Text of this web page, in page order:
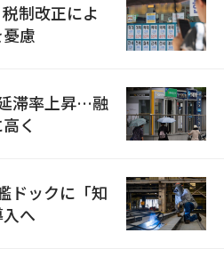
制改正によ
慮
滞率上昇…融
く
ドックに「知
へ